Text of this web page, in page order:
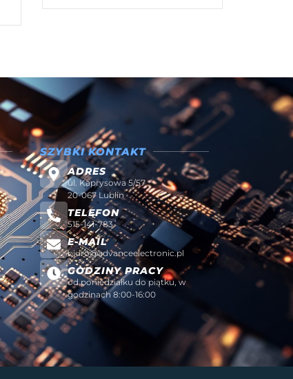
SZYBKI KONTAKT
ADRES
ul. Kaprysowa 5/57
20-067 Lublin
TELEFON
515-141-783
E-MAIL
biuro@advanceelectronic.pl
GODZINY PRACY
od poniedziałku do piątku, w
godzinach 8:00-16:00